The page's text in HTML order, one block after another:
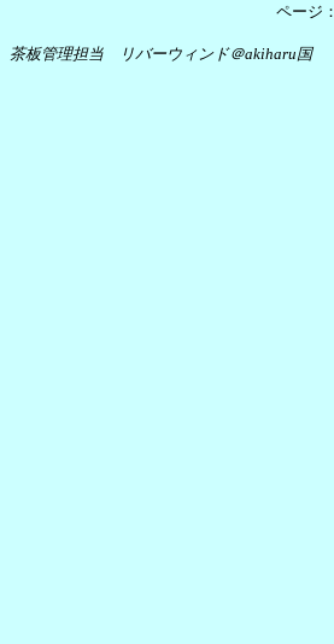
ページ：
茶板管理担当 リバーウィンド＠akiharu国